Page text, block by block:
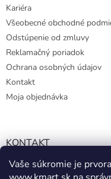
Vaše súkromie je
Kariéra
Všeobecné obchodné
Odstúpenie od zmluvy
Reklamačný poriadok
Ochrana osobných údajov
Kontakt
Moja objednávka
KONTAKT
info@kmart.sk